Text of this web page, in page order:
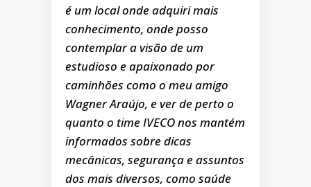
é um local onde adquiri mais
conhecimento, onde posso
contemplar a visão de um
estudioso e apaixonado por
caminhões como o meu amigo
Wagner Araújo, e ver de perto o
quanto o time IVECO nos mantém
informados sobre dicas
mecânicas, segurança e assuntos
dos mais diversos, como saúde